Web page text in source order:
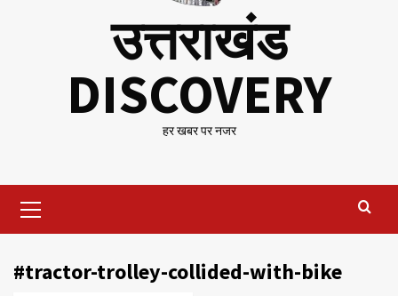
उत्तराखंड
DISCOVERY
हर खबर पर नजर
Menu
#tractor-trolley-collided-with-bike